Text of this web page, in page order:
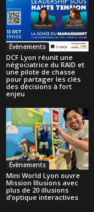
Évènements
DCF Lyon réunit une
négociatrice du RAID et
une pilote de chasse
pour partager les clés
des décisions à fort
enjeu
Évènements
Mini World Lyon ouvre
Mission Illusions avec
plus de 20 illusions
d’optique interactives